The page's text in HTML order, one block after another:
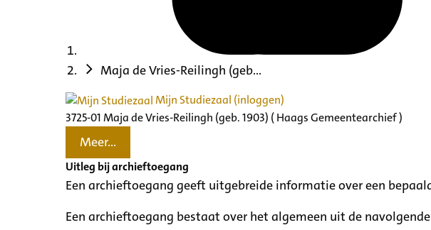
Maja de Vries-Reilingh (geb...
Mijn Studiezaal (inloggen)
3725-01 Maja de Vries-Reilingh (geb. 1903) ( Haags Gemeentearchief )
Meer...
Uitleg bij archieftoegang
Een archieftoegang geeft uitgebreide informatie over een
Een archieftoegang bestaat over het algemeen uit de